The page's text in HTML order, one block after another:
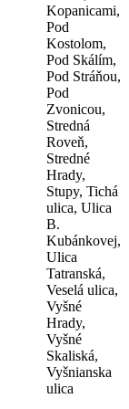
Kopanicami,
Pod
Kostolom,
Pod Skálím,
Pod Stráňou,
Pod
Zvonicou,
Stredná
Roveň,
Stredné
Hrady,
Stupy, Tichá
ulica, Ulica
B.
Kubánkovej,
Ulica
Tatranská,
Veselá ulica,
Vyšné
Hrady,
Vyšné
Skaliská,
Vyšnianska
ulica